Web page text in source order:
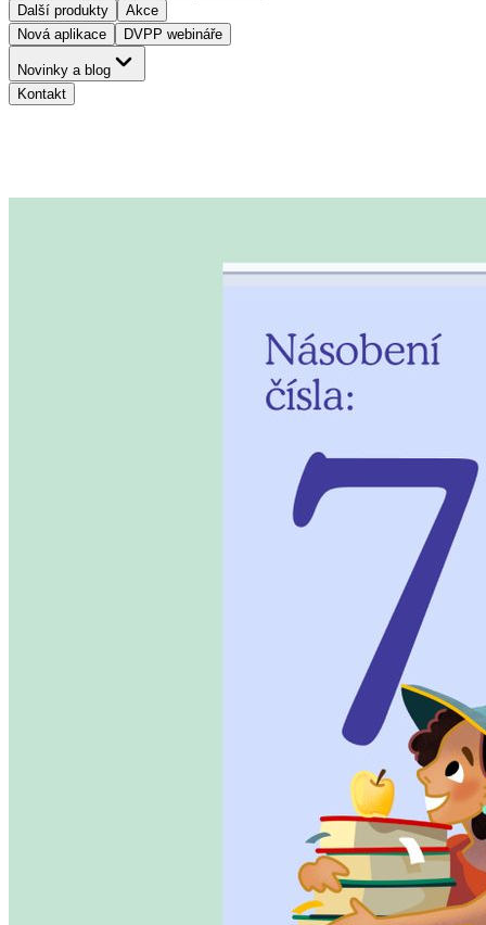
Další produkty
Akce
Nová aplikace
DVPP webináře
Novinky a blog
Kontakt